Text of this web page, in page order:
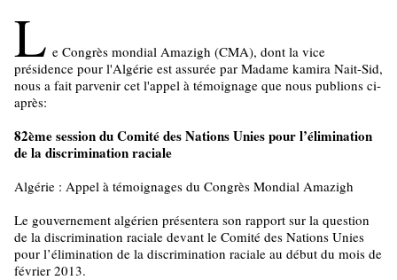
L e Congrès mondial Amazigh (CMA), dont la vice
présidence pour l'Algérie est assurée par Madame kamira Nait-Sid,
nous a fait parvenir cet l'appel à témoignage que nous publions ci-
après:
82ème session du Comité des Nations Unies pour l’élimination
de la discrimination raciale
Algérie : Appel à témoignages du Congrès Mondial Amazigh
Le gouvernement algérien présentera son rapport sur la question
de la discrimination raciale devant le Comité des Nations Unies
pour l’élimination de la discrimination raciale au début du mois de
février 2013.